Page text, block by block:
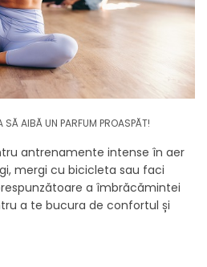
AIBĂ UN PARFUM PROASPĂT!
antrenamente intense în aer
mergi cu bicicleta sau faci
a îmbrăcămintei
a te bucura de confortul și
sport, astfel încât
chiar și în timpul celor mai